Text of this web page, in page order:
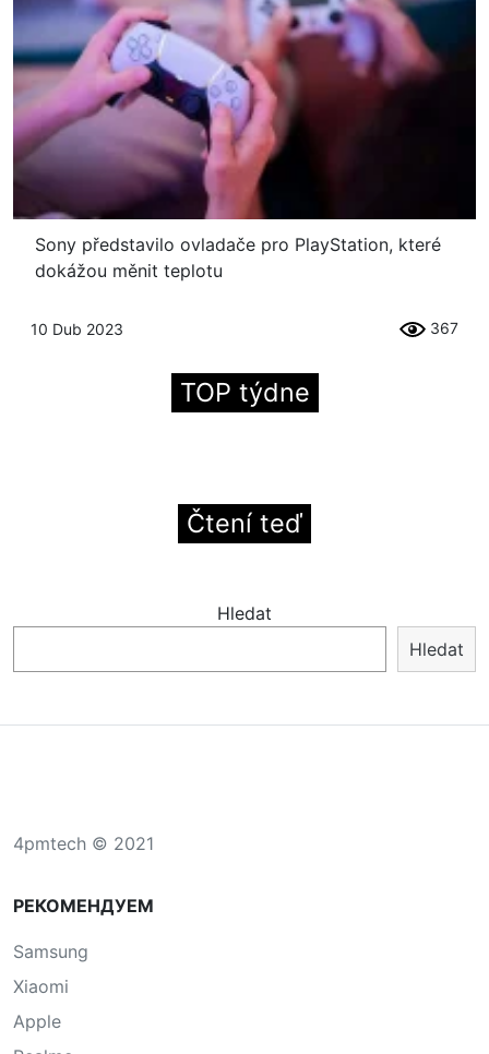
Sony představilo ovladače pro PlayStation, které
dokážou měnit teplotu
10 Dub 2023 367
TOP týdne
Čtení teď
Hledat
Hledat
4pmtech © 2021
РЕКОМЕНДУЕМ
Samsung
Xiaomi
Apple